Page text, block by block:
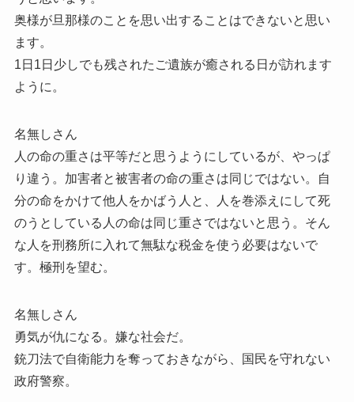
奥様が旦那様のことを思い出することはできないと思い
ます。
1日1日少しでも残されたご遺族が癒される日が訪れます
ように。
名無しさん
人の命の重さは平等だと思うようにしているが、やっぱ
り違う。加害者と被害者の命の重さは同じではない。自
分の命をかけて他人をかばう人と、人を巻添えにして死
のうとしている人の命は同じ重さではないと思う。そん
な人を刑務所に入れて無駄な税金を使う必要はないで
す。極刑を望む。
名無しさん
勇気が仇になる。嫌な社会だ。
銃刀法で自衛能力を奪っておきながら、国民を守れない
政府警察。